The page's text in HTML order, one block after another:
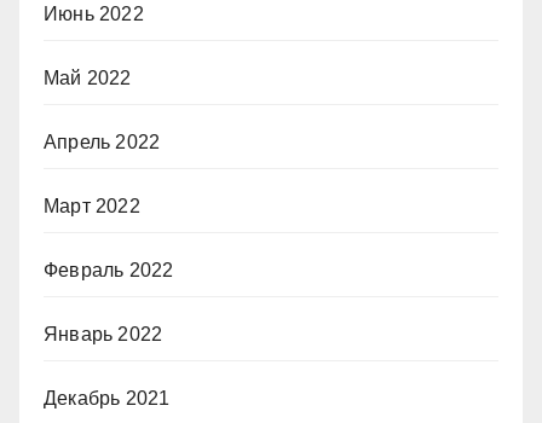
Июнь 2022
Май 2022
Апрель 2022
Март 2022
Февраль 2022
Январь 2022
Декабрь 2021